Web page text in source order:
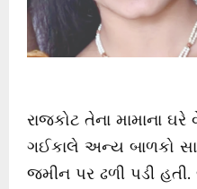
રાજકોટ તેના મામાના
ગઈકાલે અન્ય બાળકો
જમીન પર ઢળી પડી